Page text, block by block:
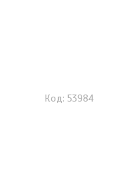
53984